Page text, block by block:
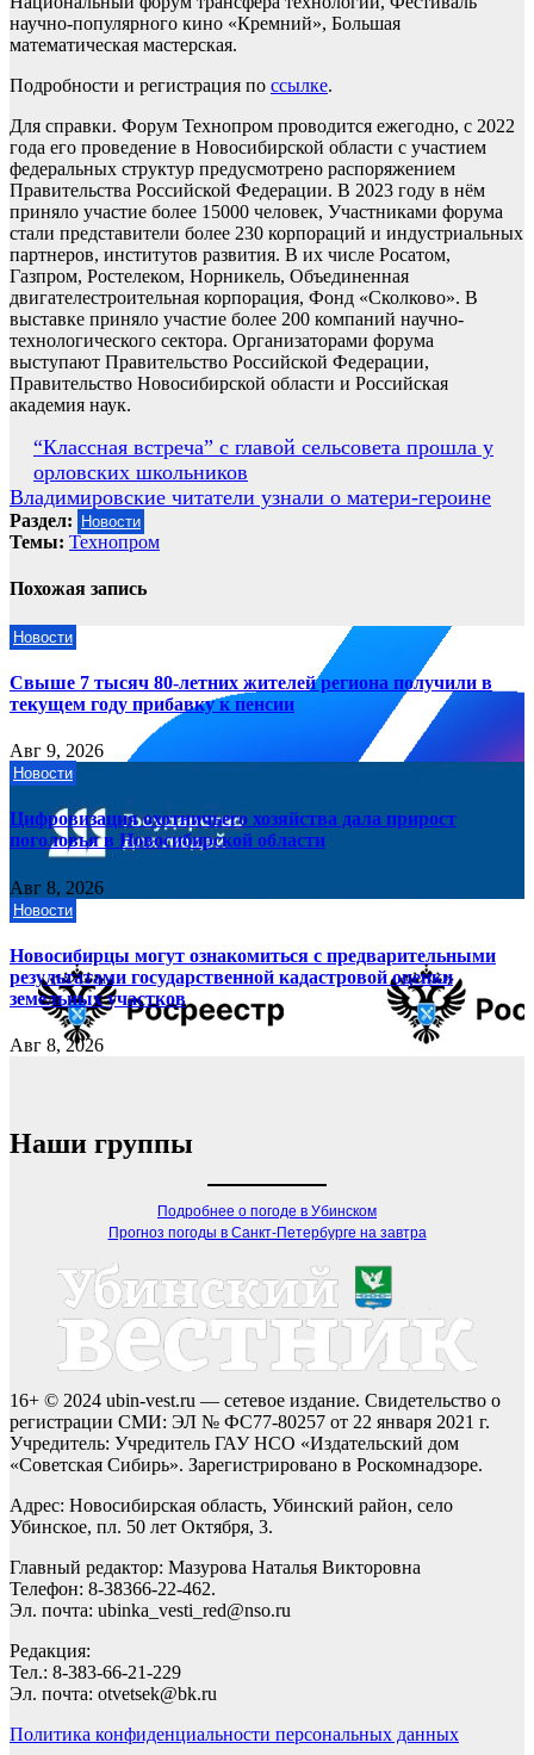
научно-популярного кино «Кремний», Большая
математическая мастерская.
Подробности и регистрация по ссылке.
Для справки. Форум Технопром проводится ежегодно, с 2022
года его проведение в Новосибирской области с участием
федеральных структур предусмотрено распоряжением
Правительства Российской Федерации. В 2023 году в нём
приняло участие более 15000 человек, Участниками форума
стали представители более 230 корпораций и индустриальных
партнеров, институтов развития. В их числе Росатом,
Газпром, Ростелеком, Норникель, Объединенная
двигателестроительная корпорация, Фонд «Сколково». В
выставке приняло участие более 200 компаний научно-
технологического сектора. Организаторами форума
выступают Правительство Российской Федерации,
Правительство Новосибирской области и Российская
академия наук.
Навигация
по
записям
“Классная встреча” с главой сельсовета прошла у
орловских школьников
Владимировские читатели узнали о матери-героине
Раздел: Новости
Темы: Технопром
Похожая запись
Новости
Свыше 7 тысяч 80-летних жителей региона получили в
текущем году прибавку к пенсии
Авг 9, 2026
Новости
Цифровизация охотничьего хозяйства дала прирост
поголовья в Новосибирской области
Авг 8, 2026
Новости
Новосибирцы могут ознакомиться с предварительными
результатами государственной кадастровой оценки
земельных участков
Авг 8, 2026
Наши группы
Подробнее о погоде в Убинском
Прогноз погоды в Санкт-Петербурге на завтра
16+ © 2024 ubin-vest.ru — сетевое издание. Свидетельство о
регистрации СМИ: ЭЛ № ФС77-80257 от 22 января 2021 г.
Учредитель: Учредитель ГАУ НСО «Издательский дом
«Советская Сибирь». Зарегистрировано в Роскомнадзоре.
Адрес: Новосибирская область, Убинский район, село
Убинское, пл. 50 лет Октября, 3.
Главный редактор: Мазурова Наталья Викторовна
Телефон: 8-38366-22-462.
Эл. почта: ubinka_vesti_red@nso.ru
Редакция:
Тел.: 8-383-66-21-229
Эл. почта: otvetsek@bk.ru
Политика конфиденциальности персональных данных